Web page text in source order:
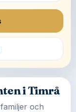
i Timrå
och